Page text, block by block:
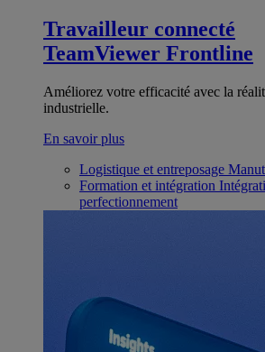
Travailleur connecté
TeamViewer Frontline
Améliorez votre efficacité avec la
industrielle.
En savoir plus
Logistique et entreposage
Formation et intégration
perfectionnement